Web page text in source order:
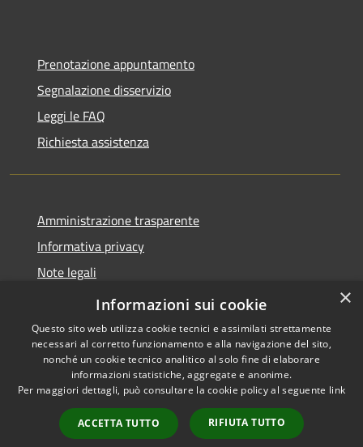
Prenotazione appuntamento
Segnalazione disservizio
Leggi le FAQ
Richiesta assistenza
Amministrazione trasparente
Informativa privacy
Note legali
Dichiarazione di accessibilità
Accessibilità
Copyright © 2026 • Comune di
Amelia • Powered by
Municipium•
Accesso
redazione
×
Informazioni sui cookie
Questo sito web utilizza cookie tecnici e assimilati strettamente
necessari al corretto funzionamento e alla navigazione del sito,
nonché un cookie tecnico analitico al solo fine di elaborare
informazioni statistiche, aggregate e anonime.
Per maggiori dettagli, può consultare la cookie policy al seguente link
ACCETTA TUTTO RIFIUTA TUTTO